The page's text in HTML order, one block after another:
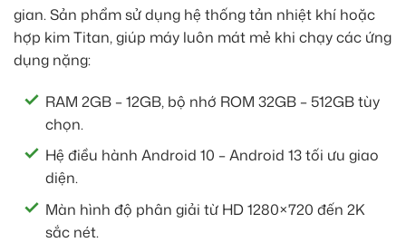
gian. Sản phẩm sử dụng hệ thống tản nhiệt khí hoặc
hợp kim Titan, giúp máy luôn mát mẻ khi chạy các ứng
dụng nặng:
RAM 2GB – 12GB, bộ nhớ ROM 32GB – 512GB tùy
chọn.
Hệ điều hành Android 10 – Android 13 tối ưu giao
diện.
Màn hình độ phân giải từ HD 1280×720 đến 2K
sắc nét.